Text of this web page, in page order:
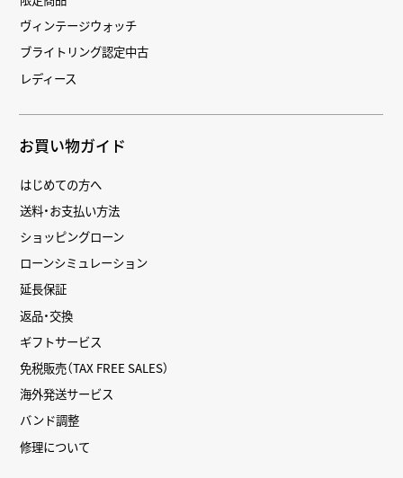
ヴィンテージウォッチ
ブライトリング認定中古
レディース
お買い物ガイド
はじめての方へ
送料・お支払い方法
ショッピングローン
ローンシミュレーション
延長保証
返品・交換
ギフトサービス
免税販売（TAX FREE SALES）
海外発送サービス
バンド調整
修理について